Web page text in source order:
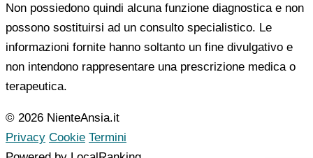
Non possiedono quindi alcuna funzione diagnostica e non
possono sostituirsi ad un consulto specialistico. Le
informazioni fornite hanno soltanto un fine divulgativo e
non intendono rappresentare una prescrizione medica o
terapeutica.
© 2026 NienteAnsia.it
Privacy Cookie Termini